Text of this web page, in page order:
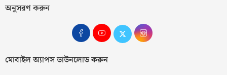
অনুসরণ করুন
মোবাইল অ্যাপস ডাউনলোড করুন